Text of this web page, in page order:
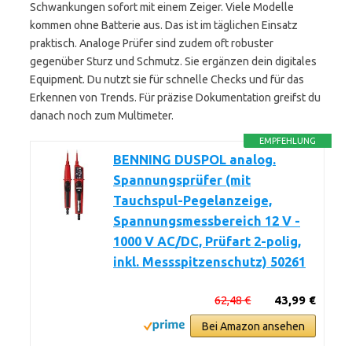
Schwankungen sofort mit einem Zeiger. Viele Modelle
kommen ohne Batterie aus. Das ist im täglichen Einsatz
praktisch. Analoge Prüfer sind zudem oft robuster
gegenüber Sturz und Schmutz. Sie ergänzen dein digitales
Equipment. Du nutzt sie für schnelle Checks und für das
Erkennen von Trends. Für präzise Dokumentation greifst du
danach noch zum Multimeter.
EMPFEHLUNG
BENNING DUSPOL analog.
Spannungsprüfer (mit
Tauchspul-Pegelanzeige,
Spannungsmessbereich 12 V -
1000 V AC/DC, Prüfart 2-polig,
inkl. Messspitzenschutz) 50261
43,99 €
62,48 €
Bei Amazon ansehen